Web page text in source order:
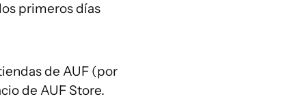
primeros días
de AUF (por
de AUF Store.